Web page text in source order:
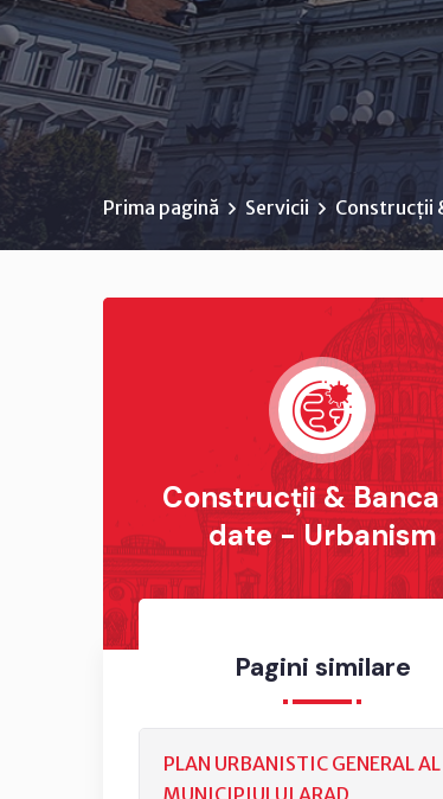
Prima pagină Servicii Construcții
Construcții &
date - Urbanism
Pagini similare
PLAN URBANISTIC GENERAL AL
MUNICIPIULUI ARAD